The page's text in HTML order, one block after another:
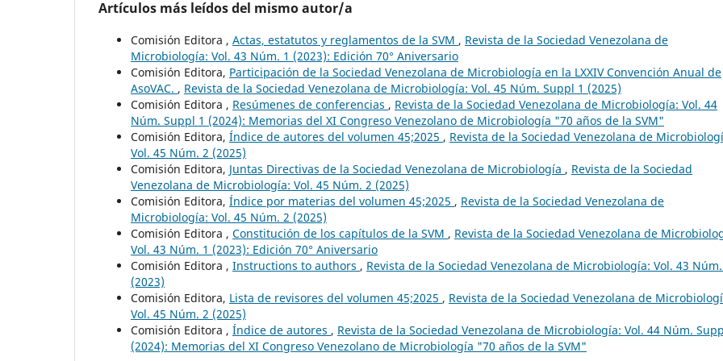
Artículos más leídos del mismo autor/a
Comisión Editora , Actas, estatutos y reglamentos de la SVM , Revista de la Sociedad Venezolana de
Microbiología: Vol. 43 Núm. 1 (2023): Edición 70° Aniversario
Comisión Editora, Participación de la Sociedad Venezolana de Microbiología en la LXXIV Convención Anual de
AsoVAC. , Revista de la Sociedad Venezolana de Microbiología: Vol. 45 Núm. Suppl 1 (2025)
Comisión Editora , Resúmenes de conferencias , Revista de la Sociedad Venezolana de Microbiología: Vol. 44
Núm. Suppl 1 (2024): Memorias del XI Congreso Venezolano de Microbiología "70 años de la SVM"
Comisión Editora, Índice de autores del volumen 45;2025 , Revista de la Sociedad Venezolana de
Vol. 45 Núm. 2 (2025)
Comisión Editora, Juntas Directivas de la Sociedad Venezolana de Microbiología , Revista de la Sociedad
Venezolana de Microbiología: Vol. 45 Núm. 2 (2025)
Comisión Editora, Índice por materias del volumen 45;2025 , Revista de la Sociedad Venezolana de
Microbiología: Vol. 45 Núm. 2 (2025)
Comisión Editora , Constitución de los capítulos de la SVM , Revista de la Sociedad Venezolana de
Vol. 43 Núm. 1 (2023): Edición 70° Aniversario
Comisión Editora , Instructions to authors , Revista de la Sociedad Venezolana de Microbiología: Vol. 43
(2023)
Comisión Editora, Lista de revisores del volumen 45;2025 , Revista de la Sociedad Venezolana de
Vol. 45 Núm. 2 (2025)
Comisión Editora , Índice de autores , Revista de la Sociedad Venezolana de Microbiología: Vol. 44 Núm.
(2024): Memorias del XI Congreso Venezolano de Microbiología "70 años de la SVM"